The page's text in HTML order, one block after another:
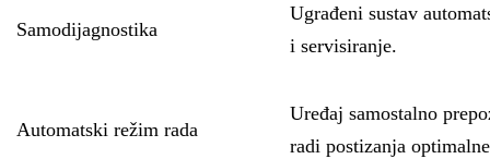
Samodijagnostika
Ugrađeni sustav
i servisiranje.
Automatski režim rada
Uređaj samostalno
radi postizanja